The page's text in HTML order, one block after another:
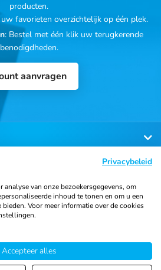
producten.
favorieten overzichtelijk op één plek.
: Bestel met één klik uw terugkerende
benodigdheden.
aanvragen
voorwaarden
Cookiebeleid Sitemap
Privacybeleid
analyse van onze bezoekersgegevens, om
inhoud te tonen en om u een
Voor meer informatie over de cookies
Accepteer alles